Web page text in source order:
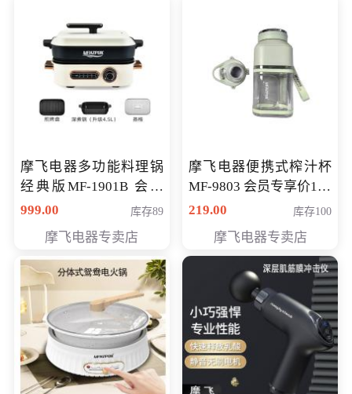
摩飞电器多功能料理锅
经典版MF-1901B 会员
专享价399元
999.00 库存89
摩飞电器专卖店
摩飞电器便携式榨汁杯
MF-9803 会员专享价138
元
219.00 库存100
摩飞电器专卖店